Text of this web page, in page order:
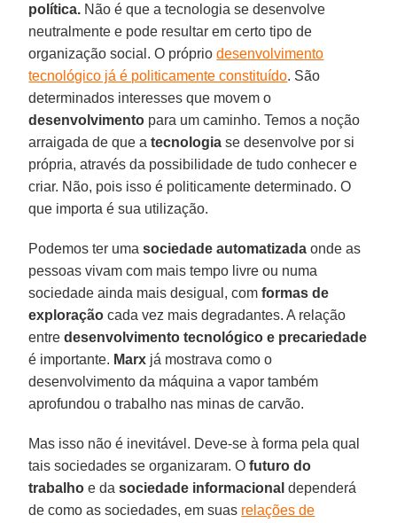
política. Não é que a tecnologia se desenvolve
neutralmente e pode resultar em certo tipo de
organização social. O própriodesenvolvimento
tecnológico já é politicamente constituído. São
determinados interesses que movem o
desenvolvimento para um caminho. Temos a noção
arraigada de que atecnologia se desenvolve por si
própria, através da possibilidade de tudo conhecer e
criar. Não, pois isso é politicamente determinado. O
que importa é sua utilização.
Podemos ter umasociedade automatizada onde as
pessoas vivam com mais tempo livre ou numa
sociedade ainda mais desigual, comformas de
exploração cada vez mais degradantes. A relação
entredesenvolvimento tecnológico e precariedade
é importante. Marx já mostrava como o
desenvolvimento da máquina a vapor também
aprofundou o trabalho nas minas de carvão.
Mas isso não é inevitável. Deve-se à forma pela qual
tais sociedades se organizaram. Ofuturo do
trabalho e dasociedade informacional dependerá
de como as sociedades, em suas relações de